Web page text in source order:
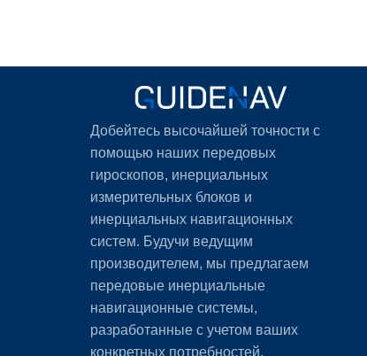
Добейтесь высочайшей точности с
помощью наших передовых
гироскопов, инерциальных
измерительных блоков и
инерциальных навигационных
систем. Будучи ведущим
производителем, мы предлагаем
передовые инерциальные
навигационные системы,
разработанные с учетом ваших
конкретных потребностей,